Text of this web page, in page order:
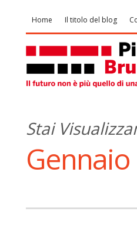
Home Il titolo del blog
Stai
Gennaio